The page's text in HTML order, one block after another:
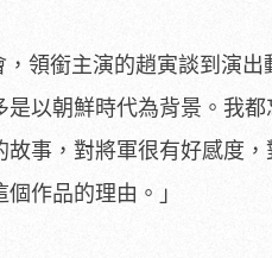
領銜主演的趙寅談到演出
以朝鮮時代為背景。我都
事，對將軍很有好感度，
作品的理由。」